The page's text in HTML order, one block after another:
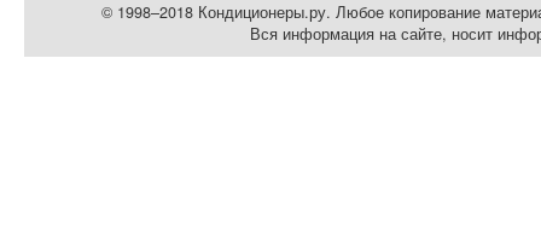
© 1998–2018 Кондиционеры.ру. Любое копирование
Вся информация на сайте, носит